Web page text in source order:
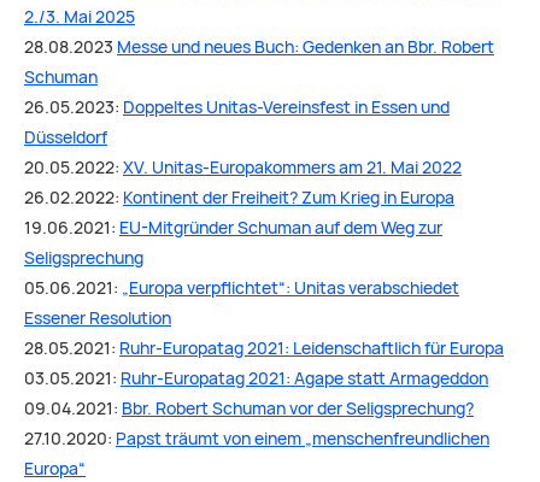
2./3. Mai 2025
28.08.2023 Messe und neues Buch: Gedenken an Bbr. Robert
Schuman
26.05.2023: Doppeltes Unitas-Vereinsfest in Essen und
Düsseldorf
20.05.2022: XV. Unitas-Europakommers am 21. Mai 2022
26.02.2022: Kontinent der Freiheit? Zum Krieg in Europa
19.06.2021: EU-Mitgründer Schuman auf dem Weg zur
Seligsprechung
05.06.2021: „Europa verpflichtet“: Unitas verabschiedet
Essener Resolution
28.05.2021: Ruhr-Europatag 2021: Leidenschaftlich für Europa
03.05.2021: Ruhr-Europatag 2021: Agape statt Armageddon
09.04.2021: Bbr. Robert Schuman vor der Seligsprechung?
27.10.2020: Papst träumt von einem „menschenfreundlichen
Europa“